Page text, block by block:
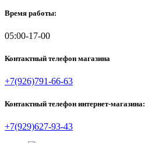
Время работы:
05:00-17-00
Контактный телефон магазина
+7(926)791-66-63
Контактный телефон интернет-магазина:
+7(929)627-93-43